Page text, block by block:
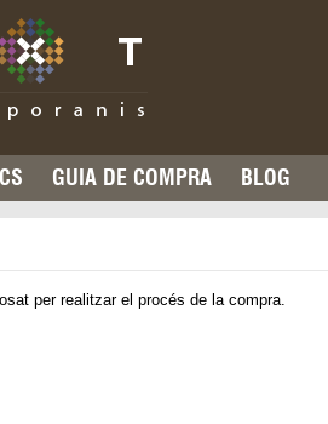
GUIA DE COMPRA BLOG
per realitzar el procés de la compra.